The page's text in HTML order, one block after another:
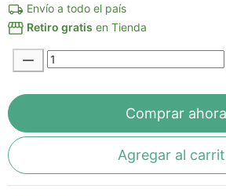
Envío a todo el país
Retiro gratis en Tienda
Comprar ahora
Agregar al
Recibí el producto que
En Bidcom te aseguramos
que esperabas o te devolvemos
dinero!